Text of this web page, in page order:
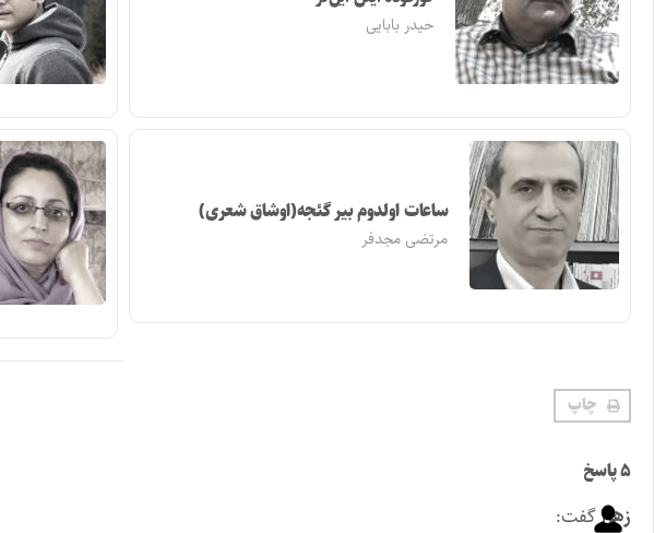
حیدر بابایی
ساعات اولدوم بیر گئجه(اوشاق شعری)
مرتضی مجدفر
چاپ
۵ پاسخ
زهراگفت: